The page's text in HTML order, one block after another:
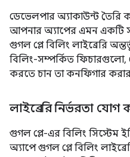
ডেভেলপার অ্যাকাউন্ট
আপনার অ্যাপের এমন একটি
গুগল প্লে বিলিং লাইব্রেরি
বিলিং-সম্পর্কিত
করতে চান তা কনফিগার
লাইব্রেরি নির্ভরতা
গুগল প্লে-এর বিলিং সিস্টেম
অ্যাপে গুগল প্লে বিলিং